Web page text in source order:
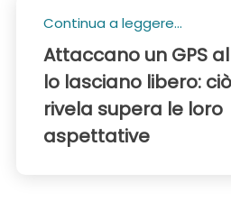
Continua a leggere...
Attaccano un GPS
lo lasciano libero:
rivela supera le loro
aspettative